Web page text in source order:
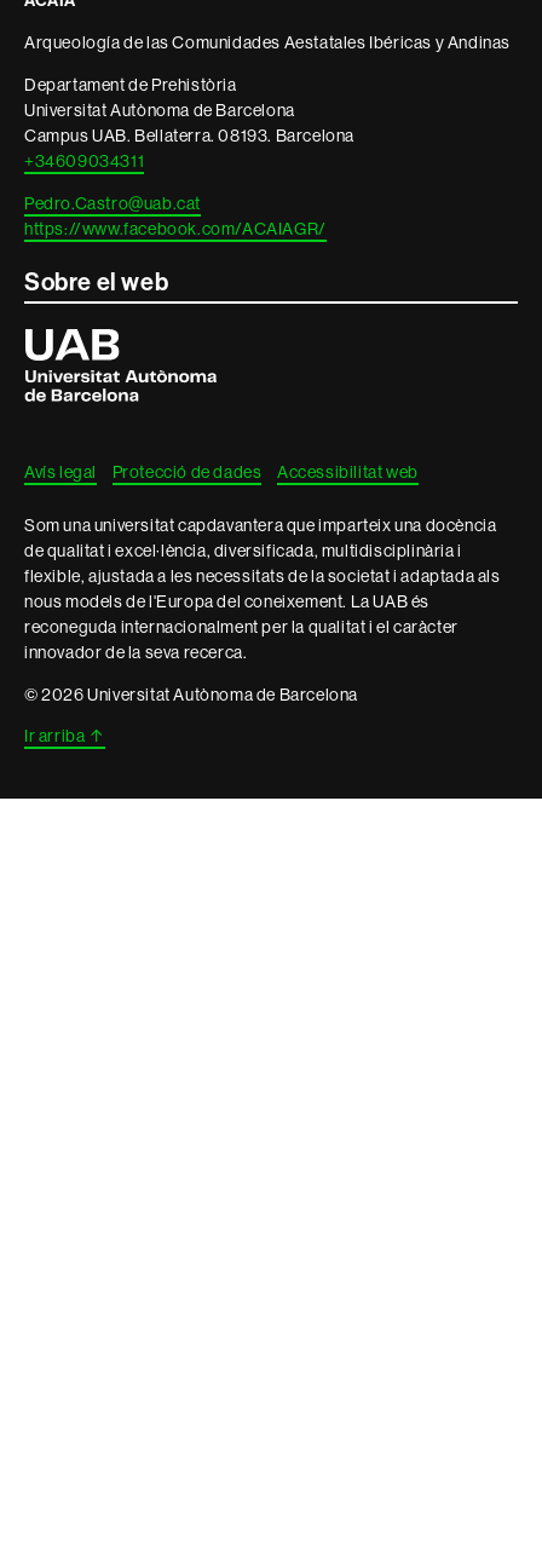
informació
legal
Arqueología de las Comunidades Aestatales Ibéricas y Andinas
Departament de Prehistòria
Universitat Autònoma de Barcelona
Campus UAB. Bellaterra. 08193. Barcelona
+34609034311
Pedro.Castro@uab.cat
https://www.facebook.com/ACAIAGR/
Sobre el web
Universitat
Autònoma
de
Barcelona
Avís legal Protecció de dades Accessibilitat web
Som una universitat capdavantera que imparteix una docència
de qualitat i excel·lència, diversificada, multidisciplinària i
flexible, ajustada a les necessitats de la societat i adaptada als
nous models de l'Europa del coneixement. La UAB és
reconeguda internacionalment per la qualitat i el caràcter
innovador de la seva recerca.
© 2026 Universitat Autònoma de Barcelona
Ir arriba ↑